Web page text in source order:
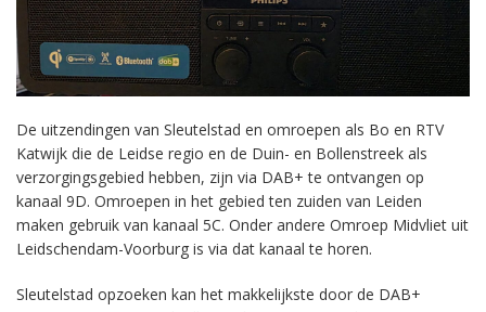
De uitzendingen van Sleutelstad en omroepen als Bo en RTV
Katwijk die de Leidse regio en de Duin- en Bollenstreek als
verzorgingsgebied hebben, zijn via DAB+ te ontvangen op
kanaal 9D. Omroepen in het gebied ten zuiden van Leiden
maken gebruik van kanaal 5C. Onder andere Omroep Midvliet uit
Leidschendam-Voorburg is via dat kanaal te horen.
Sleutelstad opzoeken kan het makkelijkste door de DAB+